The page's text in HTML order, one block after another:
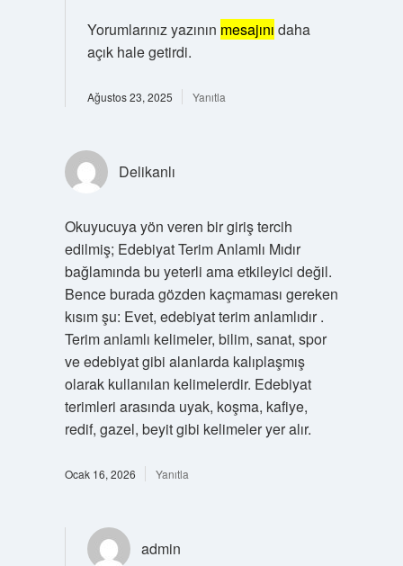
Yorumlarınız yazının mesajını daha
açık hale getirdi.
Ağustos 23, 2025 Yanıtla
Delikanlı
Okuyucuya yön veren bir giriş tercih
edilmiş; Edebiyat Terim Anlamlı Mıdır
bağlamında bu yeterli ama etkileyici değil.
Bence burada gözden kaçmaması gereken
kısım şu: Evet, edebiyat terim anlamlıdır .
Terim anlamlı kelimeler, bilim, sanat, spor
ve edebiyat gibi alanlarda kalıplaşmış
olarak kullanılan kelimelerdir. Edebiyat
terimleri arasında uyak, koşma, kafiye,
redif, gazel, beyit gibi kelimeler yer alır.
Ocak 16, 2026 Yanıtla
admin